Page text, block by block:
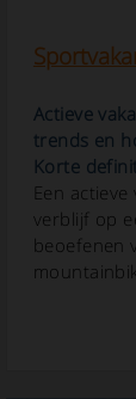
Actieve
trends en
Korte
Een
verblijf op
beoefenen